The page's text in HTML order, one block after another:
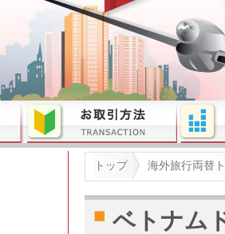
トップ 海外旅行両替
ベトナム